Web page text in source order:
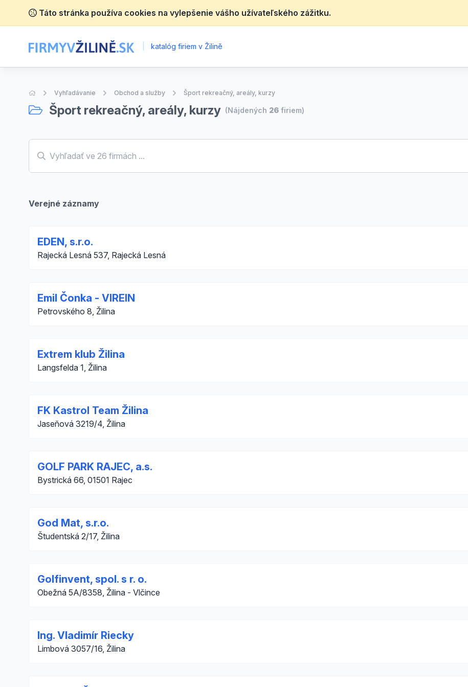
Táto stránka používa cookies na vylepšenie vášho užívateľského zážitku.
katalóg firiem v Žilině
Úvodná stránka
Vyhľadávanie Obchod a služby Šport rekreačný, areály, kurzy
Šport rekreačný, areály, kurzy (Nájdených 26 firiem)
Verejné záznamy
EDEN, s.r.o.
Rajecká Lesná 537, Rajecká Lesná
Emil Čonka - VIREIN
Petrovského 8, Žilina
Extrem klub Žilina
Langsfelda 1, Žilina
FK Kastrol Team Žilina
Jaseňová 3219/4, Žilina
GOLF PARK RAJEC, a.s.
Bystrická 66, 01501 Rajec
God Mat, s.r.o.
Študentská 2/17, Žilina
Golfinvent, spol. s r. o.
Obežná 5A/8358, Žilina - Vlčince
Ing. Vladimír Riecky
Limbová 3057/16, Žilina